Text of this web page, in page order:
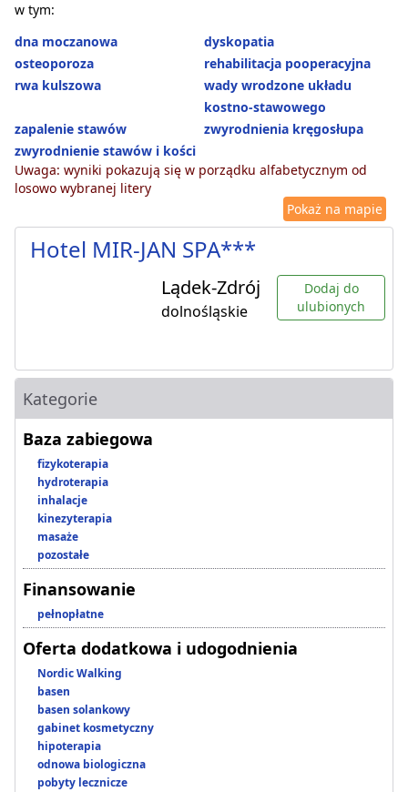
w tym:
dna moczanowa
dyskopatia
osteoporoza
rehabilitacja pooperacyjna
rwa kulszowa
wady wrodzone układu
kostno-stawowego
zapalenie stawów
zwyrodnienia kręgosłupa
zwyrodnienie stawów i kości
Uwaga: wyniki pokazują się w porządku alfabetycznym od
losowo wybranej litery
Pokaż na mapie
Hotel MIR-JAN SPA***
Lądek-Zdrój
dolnośląskie
Dodaj do
ulubionych
Kategorie
Baza zabiegowa
fizykoterapia
hydroterapia
inhalacje
kinezyterapia
masaże
pozostałe
Finansowanie
pełnopłatne
Oferta dodatkowa i udogodnienia
Nordic Walking
basen
basen solankowy
gabinet kosmetyczny
hipoterapia
odnowa biologiczna
pobyty lecznicze